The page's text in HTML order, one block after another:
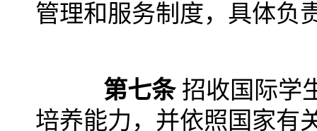
管理和服务制度，具体负
第七条招收国际学
培养能力，并依照国家有